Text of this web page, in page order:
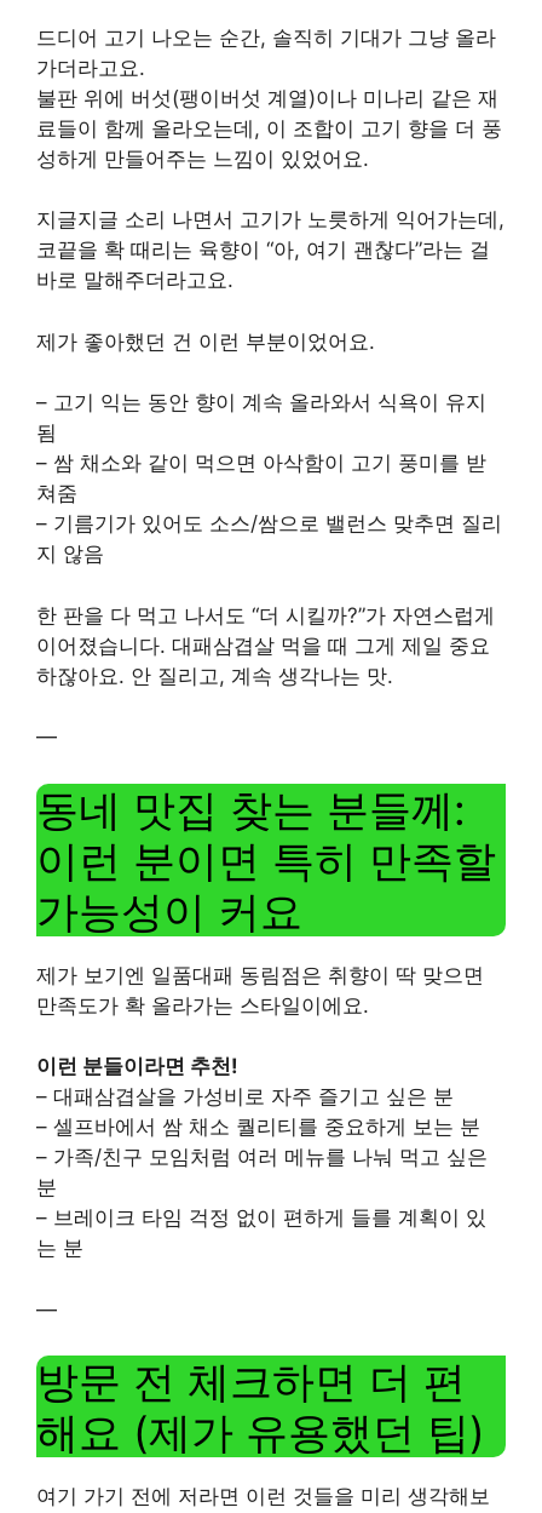
드디어 고기 나오는 순간, 솔직히 기대가 그냥 올라
가더라고요.
불판 위에 버섯(팽이버섯 계열)이나 미나리 같은 재
료들이 함께 올라오는데, 이 조합이 고기 향을 더 풍
성하게 만들어주는 느낌이 있었어요.
지글지글 소리 나면서 고기가 노릇하게 익어가는데,
코끝을 확 때리는 육향이 “아, 여기 괜찮다”라는 걸
바로 말해주더라고요.
제가 좋아했던 건 이런 부분이었어요.
– 고기 익는 동안 향이 계속 올라와서 식욕이 유지
됨
– 쌈 채소와 같이 먹으면 아삭함이 고기 풍미를 받
쳐줌
– 기름기가 있어도 소스/쌈으로 밸런스 맞추면 질리
지 않음
한 판을 다 먹고 나서도 “더 시킬까?”가 자연스럽게
이어졌습니다. 대패삼겹살 먹을 때 그게 제일 중요
하잖아요. 안 질리고, 계속 생각나는 맛.
—
동네 맛집 찾는 분들께:
이런 분이면 특히 만족할
가능성이 커요
제가 보기엔 일품대패 동림점은 취향이 딱 맞으면
만족도가 확 올라가는 스타일이에요.
이런 분들이라면 추천!
– 대패삼겹살을 가성비로 자주 즐기고 싶은 분
– 셀프바에서 쌈 채소 퀄리티를 중요하게 보는 분
– 가족/친구 모임처럼 여러 메뉴를 나눠 먹고 싶은
분
– 브레이크 타임 걱정 없이 편하게 들를 계획이 있
는 분
—
방문 전 체크하면 더 편
해요 (제가 유용했던 팁)
여기 가기 전에 저라면 이런 것들을 미리 생각해보